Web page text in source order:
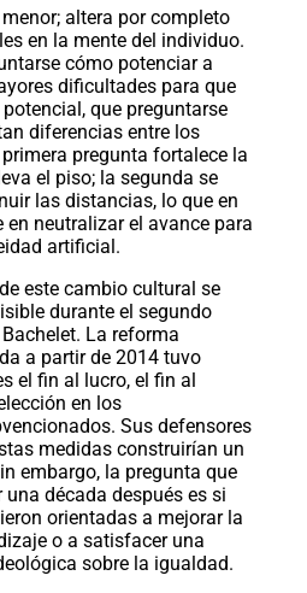
altera por completo
en la mente del individuo.
cómo potenciar a
dificultades para que
que preguntarse
diferencias entre los
pregunta fortalece la
el piso; la segunda se
las distancias, lo que en
neutralizar el avance para
artificial.
este cambio cultural se
durante el segundo
La reforma
a partir de 2014 tuvo
el fin al lucro, el fin al
en los
Sus defensores
medidas construirían un
embargo, la pregunta que
década después es si
orientadas a mejorar la
o a satisfacer una
sobre la igualdad.